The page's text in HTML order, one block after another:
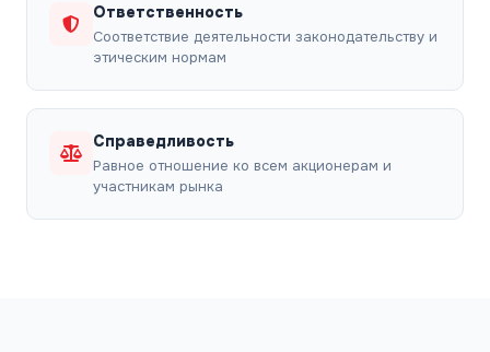
Ответственность
Соответствие деятельности законодательству и
этическим нормам
Справедливость
Равное отношение ко всем акционерам и
участникам рынка